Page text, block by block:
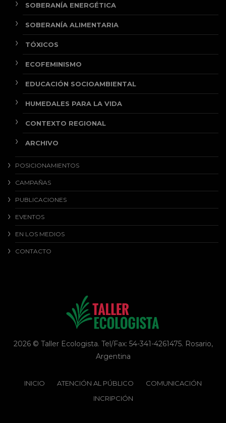
SOBERANÍA ENERGÉTICA
SOBERANÍA ALIMENTARIA
TÓXICOS
ECOFEMINISMO
EDUCACIÓN SOCIOAMBIENTAL
HUMEDALES PARA LA VIDA
CONTEXTO REGIONAL
ARCHIVO
POSICIONAMIENTOS
CAMPAÑAS
PUBLICACIONES
EVENTOS
EN LOS MEDIOS
CONTACTO
2026 © Taller Ecologista. Tel/Fax: 54-341-4261475. Rosario,
Argentina
INICIO ATENCIÓN AL PÚBLICO
COMUNICACIÓN
INCRIPCIÓN